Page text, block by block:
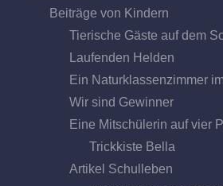
Beiträge von Kindern
Tierische Gäste auf dem
Laufenden Helden
Ein Naturklassenzimmer
Wir sind Gewinner
Eine Mitschülerin auf vier
Trickkiste Bella
Artikel Schulleben